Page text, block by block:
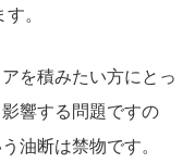
。
を積みたい方にとっ
響する問題ですの
油断は禁物です。